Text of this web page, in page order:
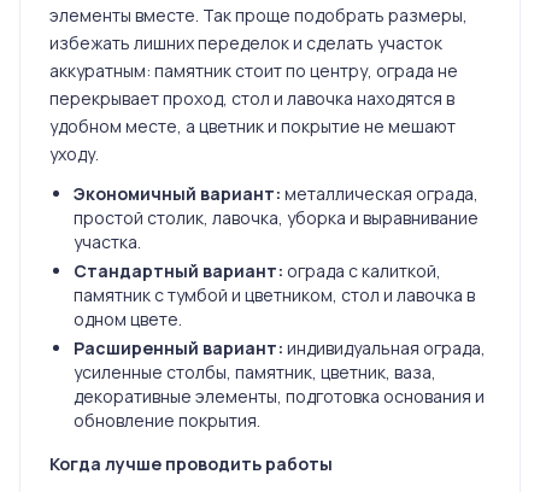
элементы вместе. Так проще подобрать размеры,
избежать лишних переделок и сделать участок
аккуратным: памятник стоит по центру, ограда не
перекрывает проход, стол и лавочка находятся в
удобном месте, а цветник и покрытие не мешают
уходу.
Экономичный вариант: металлическая ограда,
простой столик, лавочка, уборка и выравнивание
участка.
Стандартный вариант: ограда с калиткой,
памятник с тумбой и цветником, стол и лавочка в
одном цвете.
Расширенный вариант: индивидуальная ограда,
усиленные столбы, памятник, цветник, ваза,
декоративные элементы, подготовка основания и
обновление покрытия.
Когда лучше проводить работы